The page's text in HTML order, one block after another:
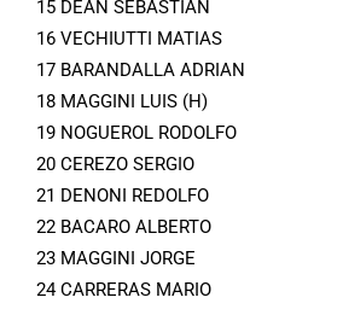
15 DEAN SEBASTIAN
16 VECHIUTTI MATIAS
17 BARANDALLA ADRIAN
18 MAGGINI LUIS (H)
19 NOGUEROL RODOLFO
20 CEREZO SERGIO
21 DENONI REDOLFO
22 BACARO ALBERTO
23 MAGGINI JORGE
24 CARRERAS MARIO